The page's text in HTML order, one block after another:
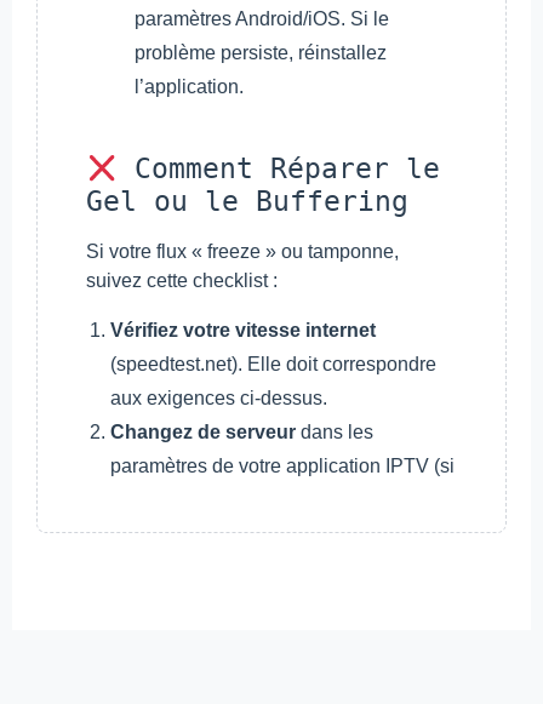
paramètres Android/iOS. Si le
problème persiste, réinstallez
l’application.
Comment Réparer le
Gel ou le Buffering
Si votre flux « freeze » ou tamponne,
suivez cette checklist :
Vérifiez votre vitesse internet
(speedtest.net). Elle doit correspondre
aux exigences ci-dessus.
Changez de serveur dans les
paramètres de votre application IPTV (si